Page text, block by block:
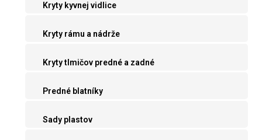
Kryty kyvnej vidlice
Kryty rámu a nádrže
Kryty tlmičov predné a zadné
Predné blatníky
Sady plastov